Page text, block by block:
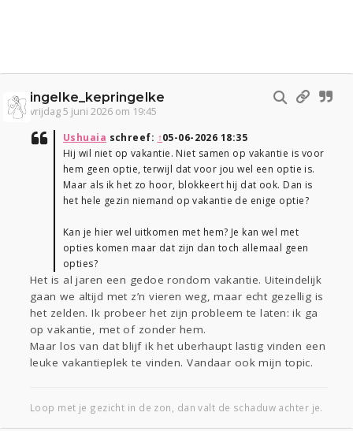
ingelke_kepringelke
vrijdag 5 juni 2026 om 19:45
Ushuaia schreef: ↑05-06-2026 18:35
Hij wil niet op vakantie. Niet samen op vakantie is voor
hem geen optie, terwijl dat voor jou wel een optie is.
Maar als ik het zo hoor, blokkeert hij dat ook. Dan is
het hele gezin niemand op vakantie de enige optie?
Kan je hier wel uitkomen met hem? Je kan wel met
opties komen maar dat zijn dan toch allemaal geen
opties?
Het is al jaren een gedoe rondom vakantie. Uiteindelijk
gaan we altijd met z’n vieren weg, maar echt gezellig is
het zelden. Ik probeer het zijn probleem te laten: ik ga
op vakantie, met of zonder hem.
Maar los van dat blijf ik het uberhaupt lastig vinden een
leuke vakantieplek te vinden. Vandaar ook mijn topic.
Loop met je gezicht in de zon, dan valt de schaduw achter je.